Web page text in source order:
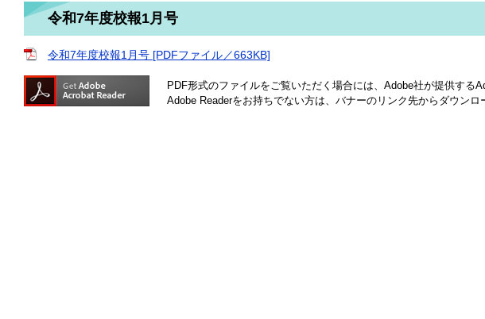
令和7年度校報1月号
令和7年度校報1月号 [PDFファイル／663KB]
PDF形式のファイルをご覧いただく場合には、Adobe社が提供する
Adobe Readerをお持ちでない方は、バナーのリンク先からダウンロ